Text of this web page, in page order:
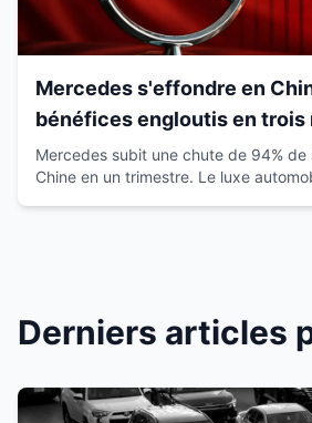
Mercedes s'effondre en
bénéfices engloutis en trois
européen vacille
Mercedes subit une chute de 94% de
Chine en un trimestre. Le luxe
Derniers articles